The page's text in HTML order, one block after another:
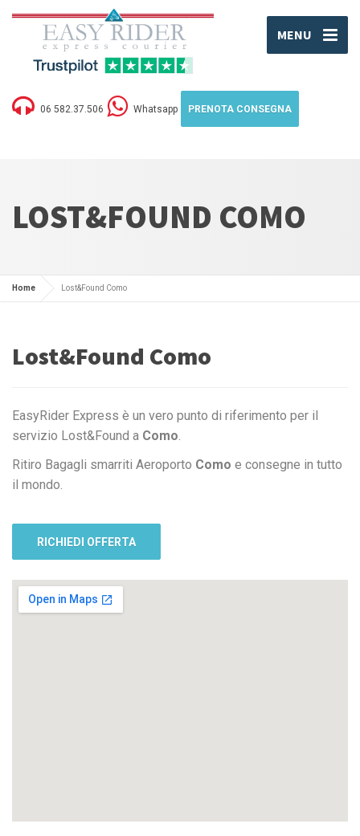
MENU
06 582.37.506 Whatsapp PRENOTA CONSEGNA
LOST&FOUND COMO
Home Lost&Found Como
Lost&Found Como
EasyRider Express è un vero punto di riferimento per il
servizio Lost&Found a Como.
Ritiro Bagagli smarriti Aeroporto Como e consegne in tutto
il mondo.
RICHIEDI OFFERTA